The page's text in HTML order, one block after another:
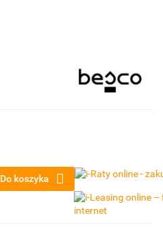
Do koszyka